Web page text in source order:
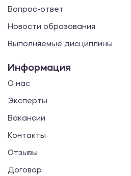
Вопрос-ответ
Новости образования
Выполняемые дисциплины
Информация
О нас
Эксперты
Вакансии
Контакты
Отзывы
Договор